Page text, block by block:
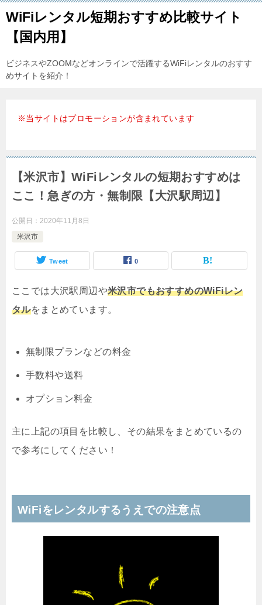
WiFiレンタル短期おすすめ比較サイト
【国内用】
ビジネスやZOOMなどオンラインで活躍するWiFiレンタルのおすす
めサイトを紹介！
※当サイトはプロモーションが含まれています
【米沢市】WiFiレンタルの短期おすすめは
ここ！急ぎの方・無制限【大沢駅周辺】
公開日： 2020年11月8日
米沢市
Tweet 0
ここでは大沢駅周辺や米沢市でもおすすめのWiFiレン
タルをまとめています。
無制限プランなどの料金
手数料や送料
オプション料金
主に上記の項目を比較し、その結果をまとめているの
で参考にしてください！
WiFiをレンタルするうえでの注意点